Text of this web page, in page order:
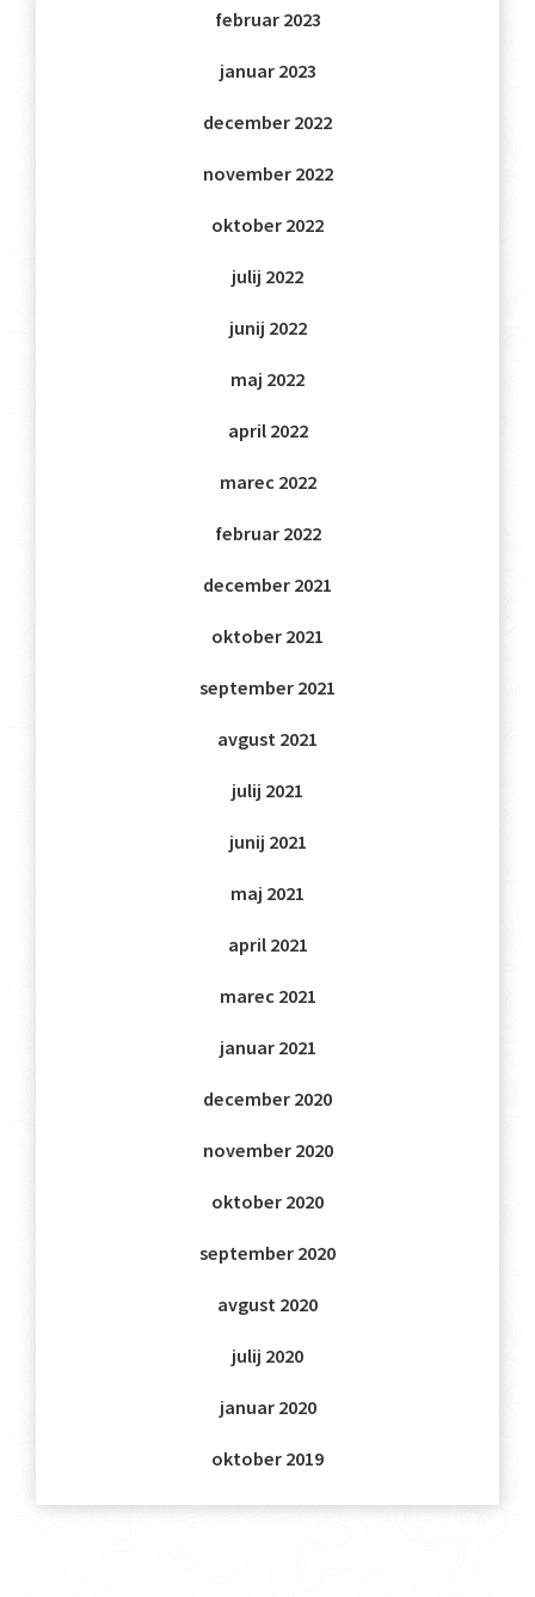
februar 2023
januar 2023
december 2022
november 2022
oktober 2022
julij 2022
junij 2022
maj 2022
april 2022
marec 2022
februar 2022
december 2021
oktober 2021
september 2021
avgust 2021
julij 2021
junij 2021
maj 2021
april 2021
marec 2021
januar 2021
december 2020
november 2020
oktober 2020
september 2020
avgust 2020
julij 2020
januar 2020
oktober 2019